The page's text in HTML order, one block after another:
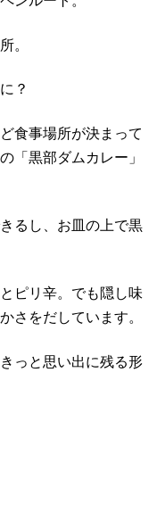
。
？
食事場所が決まって
「黒部ダムカレー」
るし、お皿の上で黒
ピリ辛。でも隠し味
さをだしています。
っと思い出に残る形